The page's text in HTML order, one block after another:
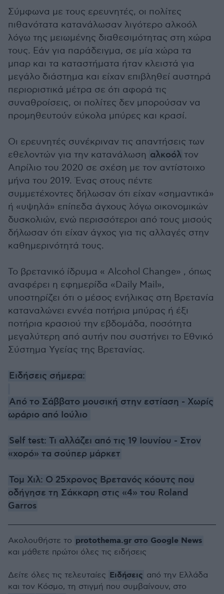
Σύμφωνα με τους ερευνητές, οι πολίτες
πιθανότατα κατανάλωσαν λιγότερο αλκοόλ
λόγω της μειωμένης διαθεσιμότητας στη χώρα
τους. Εάν για παράδειγμα, σε μία χώρα τα
μπαρ και τα καταστήματα ήταν κλειστά για
μεγάλο διάστημα και είχαν επιβληθεί αυστηρά
περιοριστικά μέτρα σε ότι αφορά τις
συναθροίσεις, οι πολίτες δεν μπορούσαν να
προμηθευτούν εύκολα μπύρες και κρασί.
Οι ερευνητές συνέκριναν τις απαντήσεις των
εθελοντών για την κατανάλωση αλκοόλ τον
Απρίλιο του 2020 σε σχέση με τον αντίστοιχο
μήνα του 2019. Ένας στους πέντε
συμμετέχοντες δήλωσαν ότι είχαν «σημαντικά»
ή «υψηλά» επίπεδα άγχους λόγω οικονομικών
δυσκολιών, ενώ περισσότεροι από τους μισούς
δήλωσαν ότι είχαν άγχος για τις αλλαγές στην
καθημερινότητά τους.
Το βρετανικό ίδρυμα « Alcohol Change» , όπως
αναφέρει η εφημερίδα «Daily Mail»,
υποστηρίζει ότι ο μέσος ενήλικας στη Βρετανία
καταναλώνει εννέα ποτήρια μπύρας ή έξι
ποτήρια κρασιού την εβδομάδα, ποσότητα
μεγαλύτερη από αυτήν που συστήνει το Εθνικό
Σύστημα Υγείας της Βρετανίας.
Ειδήσεις σήμερα:
Από το Σάββατο μουσική στην εστίαση - Χωρίς
ωράριο από Ιούλιο
Self test: Τι αλλάζει από τις 19 Ιουνίου - Στον
«χορό» τα σούπερ μάρκετ
Τομ Χιλ: Ο 25χρονος Βρετανός κόουτς που
οδήγησε τη Σάκκαρη στις «4» του Roland
Garros
Ακολουθήστε το protothema.gr στο Google News
και μάθετε πρώτοι όλες τις ειδήσεις
Δείτε όλες τις τελευταίες Ειδήσεις από την Ελλάδα
και τον Κόσμο, τη στιγμή που συμβαίνουν, στο